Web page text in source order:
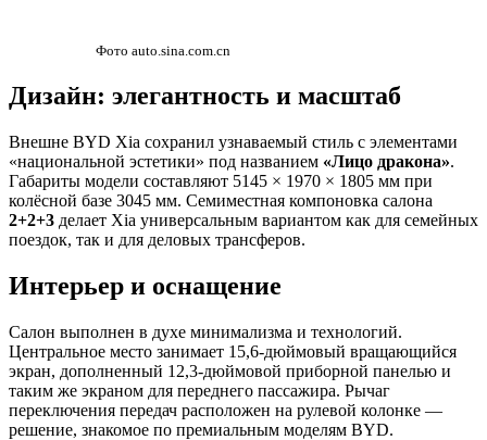
Фото auto.sina.com.cn
Дизайн: элегантность и масштаб
Внешне BYD Xia сохранил узнаваемый стиль с элементами
«национальной эстетики» под названием «Лицо дракона».
Габариты модели составляют 5145 × 1970 × 1805 мм при
колёсной базе 3045 мм. Семиместная компоновка салона
2+2+3 делает Xia универсальным вариантом как для семейных
поездок, так и для деловых трансферов.
Интерьер и оснащение
Салон выполнен в духе минимализма и технологий.
Центральное место занимает 15,6-дюймовый вращающийся
экран, дополненный 12,3-дюймовой приборной панелью и
таким же экраном для переднего пассажира. Рычаг
переключения передач расположен на рулевой колонке —
решение, знакомое по премиальным моделям BYD.